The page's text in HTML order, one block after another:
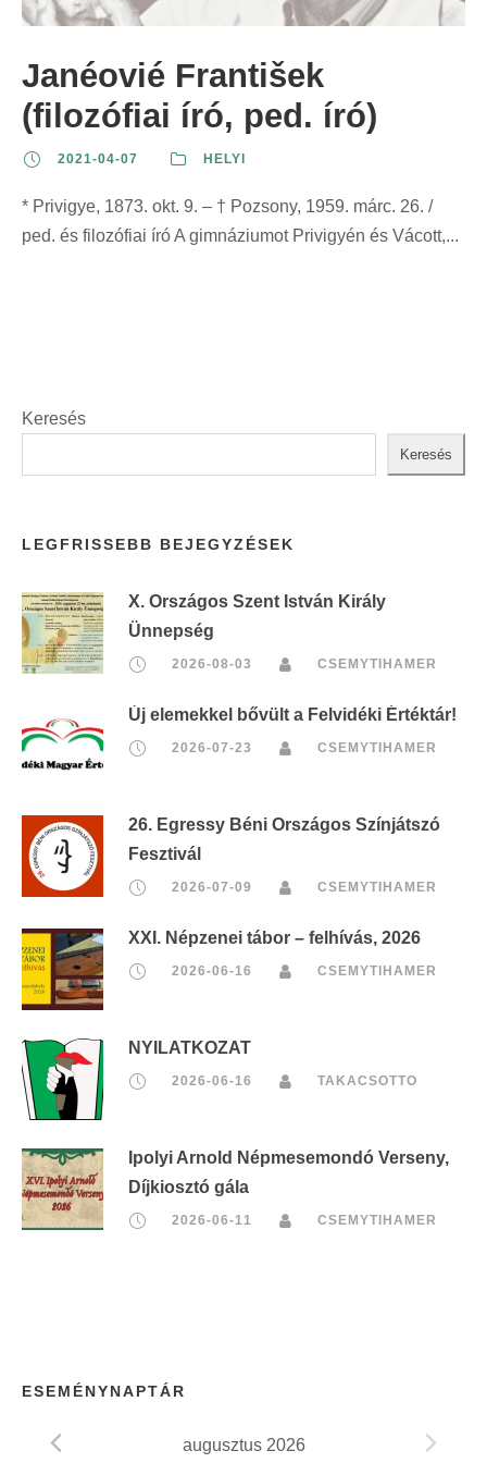
tr
n
r
i
n
Janéovié František
(filozófiai író, ped. író)
2021-04-07 HELYI
* Privigye, 1873. okt. 9. – † Pozsony, 1959. márc. 26. /
ped. és filozófiai író A gimnáziumot Privigyén és Vácott,...
Keresés
Keresés
LEGFRISSEBB BEJEGYZÉSEK
X. Országos Szent István Király
Ünnepség
2026-08-03 CSEMYTIHAMER
Új elemekkel bővült a Felvidéki Értéktár!
2026-07-23 CSEMYTIHAMER
26. Egressy Béni Országos Színjátszó
Fesztivál
2026-07-09 CSEMYTIHAMER
XXI. Népzenei tábor – felhívás, 2026
2026-06-16 CSEMYTIHAMER
NYILATKOZAT
2026-06-16 TAKACSOTTO
Ipolyi Arnold Népmesemondó Verseny,
Díjkiosztó gála
2026-06-11 CSEMYTIHAMER
ESEMÉNYNAPTÁR
augusztus 2026